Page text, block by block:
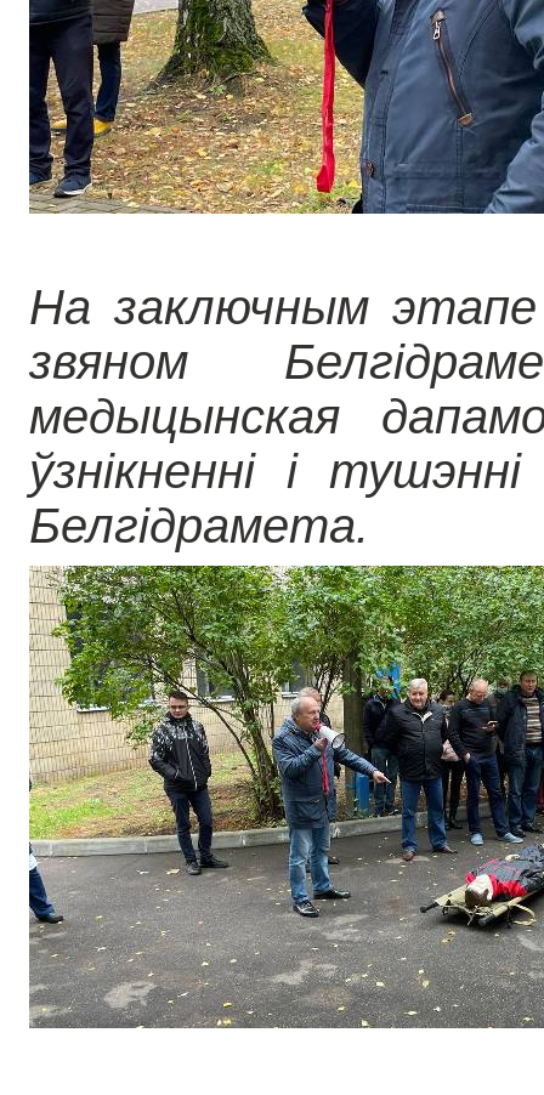
На заключным этапе
звяном
медыцынская
ўзнікненні і
Белгідрамета.